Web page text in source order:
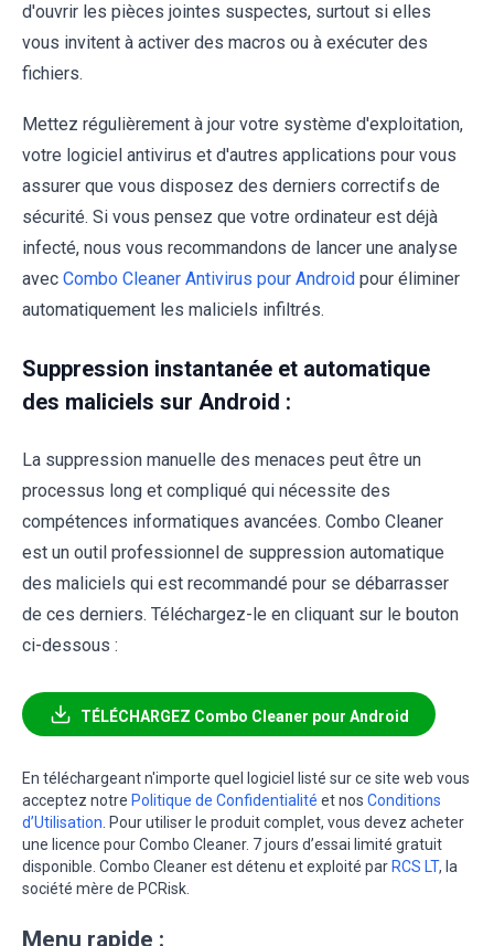
d'ouvrir les pièces jointes suspectes, surtout si elles
vous invitent à activer des macros ou à exécuter des
fichiers.
Mettez régulièrement à jour votre système d'exploitation,
votre logiciel antivirus et d'autres applications pour vous
assurer que vous disposez des derniers correctifs de
sécurité. Si vous pensez que votre ordinateur est déjà
infecté, nous vous recommandons de lancer une analyse
avec Combo Cleaner Antivirus pour Android pour éliminer
automatiquement les maliciels infiltrés.
Suppression instantanée et automatique
des maliciels sur Android :
La suppression manuelle des menaces peut être un
processus long et compliqué qui nécessite des
compétences informatiques avancées. Combo Cleaner
est un outil professionnel de suppression automatique
des maliciels qui est recommandé pour se débarrasser
de ces derniers. Téléchargez-le en cliquant sur le bouton
ci-dessous :
TÉLÉCHARGEZ Combo Cleaner pour Android
En téléchargeant n'importe quel logiciel listé sur ce site web vous
acceptez notre Politique de Confidentialité et nos Conditions
d’Utilisation . Pour utiliser le produit complet, vous devez acheter
une licence pour Combo Cleaner. 7 jours d’essai limité gratuit
disponible. Combo Cleaner est détenu et exploité par RCS LT, la
société mère de PCRisk.
Menu rapide :